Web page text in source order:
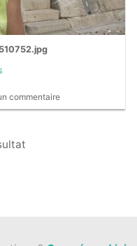
commentaire